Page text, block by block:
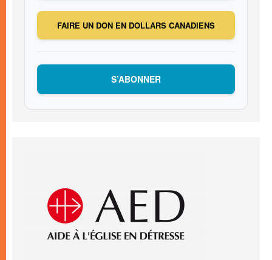
FAIRE UN DON EN DOLLARS CANADIENS
S’ABONNER